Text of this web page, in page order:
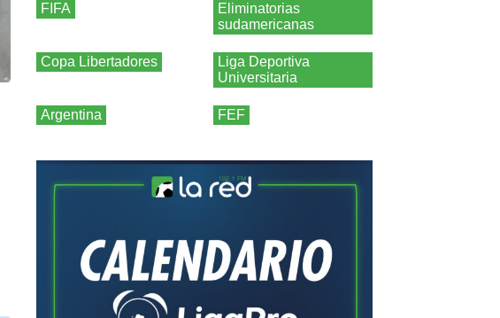
FIFA
Eliminatorias
sudamericanas
Copa Libertadores
Liga Deportiva
Universitaria
Argentina FEF